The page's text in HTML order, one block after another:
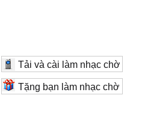
Tải và cài làm nhạc chờ
Tặng bạn làm nhạc chờ